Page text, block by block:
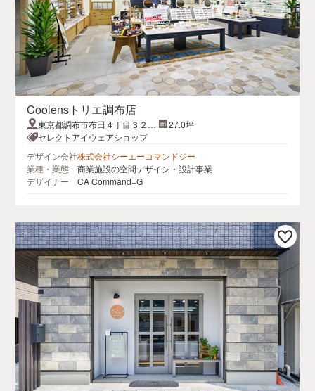
Coolensトリエ調布店
東京都調布市布田４丁目３２ト
リエ京王調布A館4F
27.0坪
セレクトアイウェアショップ
デザイン会社株式会社シーエーコマンドジー
業種・業態
商業施設の空間デザイン・設計事業
デザイナー
CA Command+G